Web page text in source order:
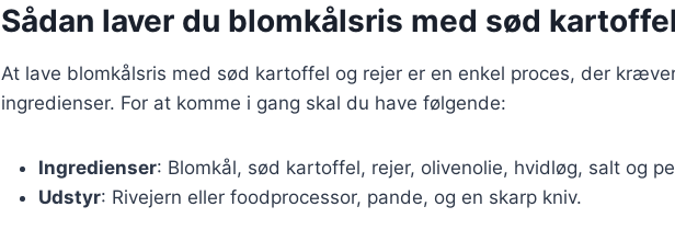
Sådan laver du blomkålsris med sød
At lave blomkålsris med sød kartoffel og rejer er en enkel proces, der
ingredienser. For at komme i gang skal du have følgende:
Ingredienser: Blomkål, sød kartoffel, rejer, olivenolie, hvidløg, salt og
Udstyr: Rivejern eller foodprocessor, pande, og en skarp kniv.